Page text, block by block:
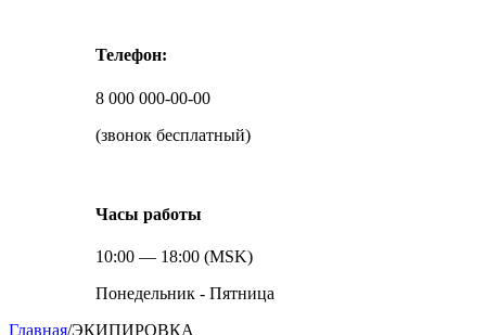
Телефон:
8 000 000-00-00
(звонок бесплатный)
Часы работы
10:00 — 18:00 (MSK)
Понедельник - Пятница
Главная/ЭКИПИРОВКА